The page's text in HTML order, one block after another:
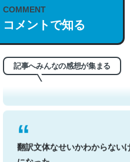
COMMENT
コメントで知る
記事へみんなの感想が集まる
これは名文。彼はとてもクレ
もお勧め。自分はこの流れ
─今のこの状況が信じられるかい？
翻訳文体なせいかわからない
になった